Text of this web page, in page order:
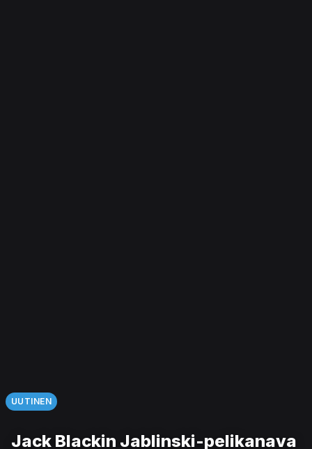
UUTINEN
Jack Blackin Jablinski-pelikanava